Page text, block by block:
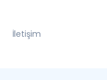
İletişim